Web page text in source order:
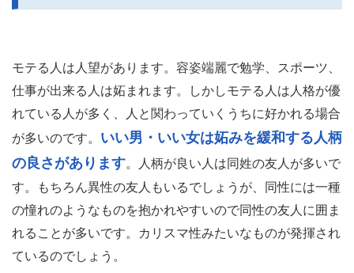
モテる人は人望があります。容姿端麗で勉学、スポーツ、
仕事が出来る人は妬まれます。しかしモテる人は人格が優
れている人が多く、人と関わっていくうちに好かれる場合
が多いのです。 いい男・いい女は妬みを緩和する人柄
の良さがあります。人柄が良い人は同姓の友人が多いで
す。もちろん異性の友人もいるでしょうが、同性には一種
の憧れのようなものを抱かれやすいので同性の友人に囲ま
れることが多いです。カリスマ性みたいなものが発揮され
ているのでしょう。